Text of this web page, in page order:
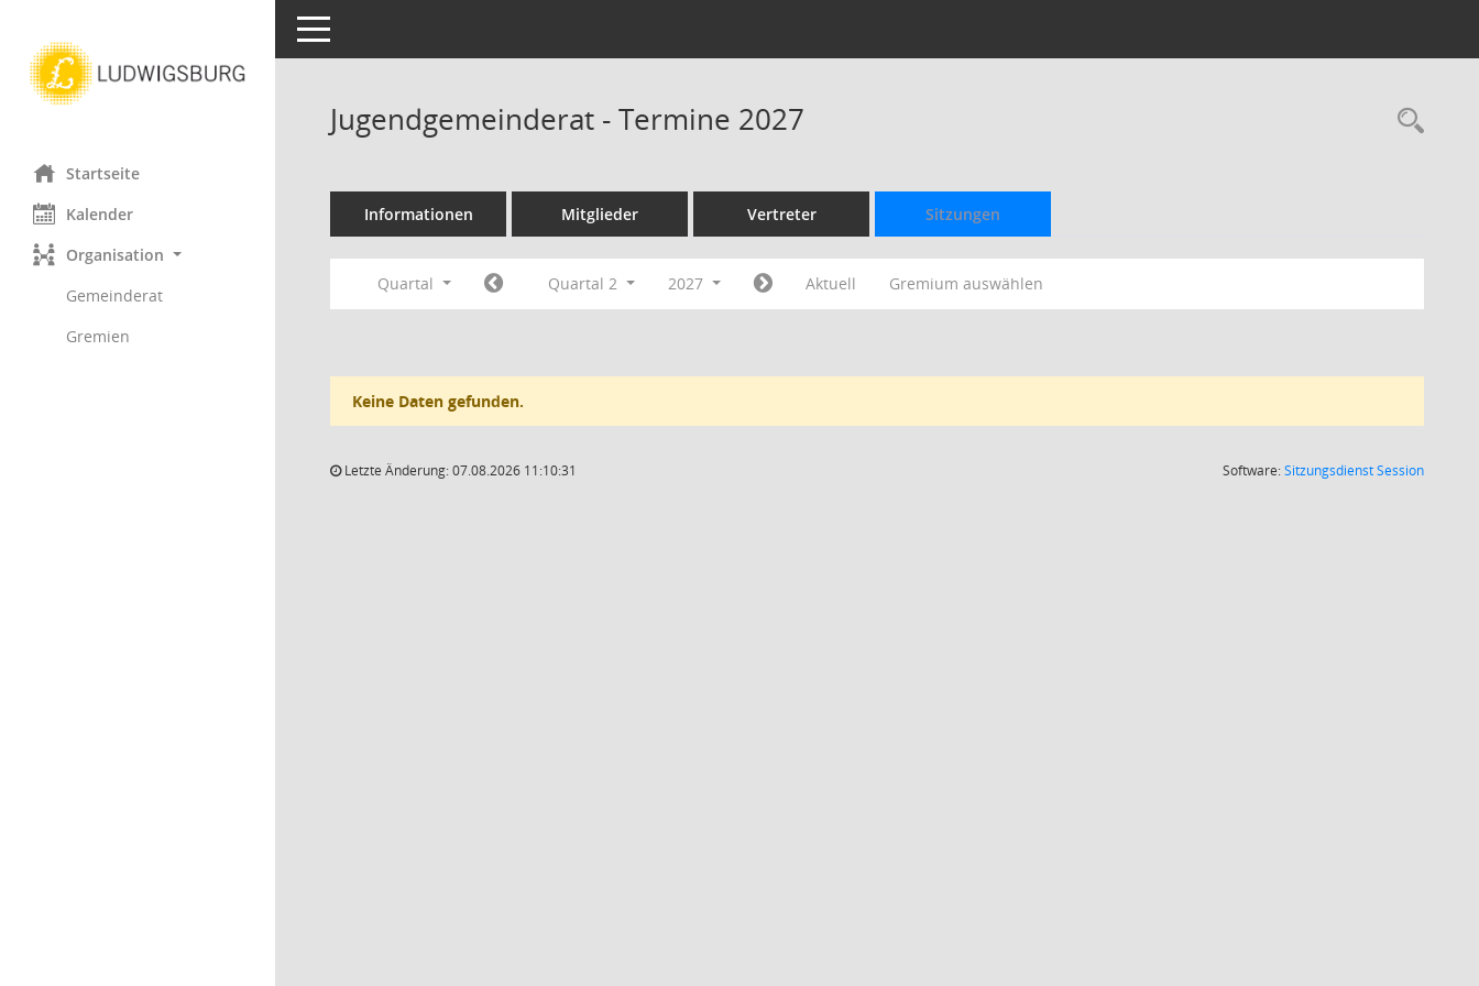
Startseite
Kalender
Organisation
Gemeinderat
Gremien
Toggle navigation
Jugendgemeinderat - Termine 2027
Informationen Mitglieder Vertreter Sitzungen
Quartal Quartal 2 2027 Aktuell Gremium auswählen
Keine Daten gefunden.
Letzte Änderung: 07.08.2026 11:10:31 Software:SitzungsdienstSession(Wird in